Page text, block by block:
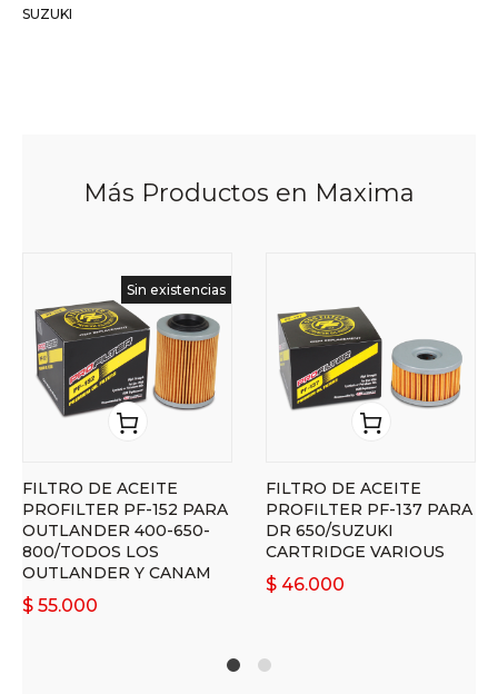
SUZUKI
Más Productos en Maxima
Sin existencias
FILTRO DE ACEITE
PROFILTER PF-152 PARA
OUTLANDER 400-650-
800/TODOS LOS
OUTLANDER Y CANAM
$ 55.000
FILTRO DE ACEITE
PROFILTER PF-137 PARA
DR 650/SUZUKI
CARTRIDGE VARIOUS
$ 46.000